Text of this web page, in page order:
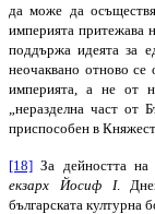
да може да
империята притежава
поддържа идеята за
неочаквано отново се
империята, а не от
„неразделна част от
приспособен в
[18] За дейността на
екзарх Йосиф I.
българската културна